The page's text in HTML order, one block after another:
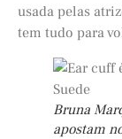
usada pelas
tem tudo para
Bruna
apostam